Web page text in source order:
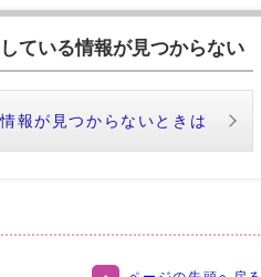
ている情報が見つからない
情報が見つからないときは